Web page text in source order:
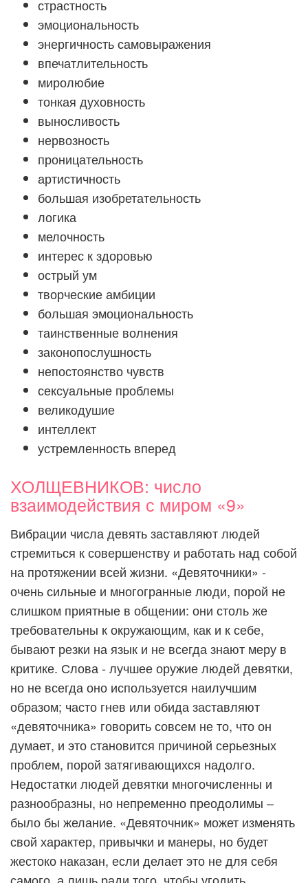
страстность
эмоциональность
энергичность самовыражения
впечатлительность
миролюбие
тонкая духовность
выносливость
нервозность
проницательность
артистичность
большая изобретательность
логика
мелочность
интерес к здоровью
острый ум
творческие амбиции
большая эмоциональность
таинственные волнения
законопослушность
непостоянство чувств
сексуальные проблемы
великодушие
интеллект
устремленность вперед
ХОЛЩЕВНИКОВ: число
взаимодействия с миром «9»
Вибрации числа девять заставляют людей
стремиться к совершенству и работать над собой
на протяжении всей жизни. «Девяточники» -
очень сильные и многогранные люди, порой не
слишком приятные в общении: они столь же
требовательны к окружающим, как и к себе,
бывают резки на язык и не всегда знают меру в
критике. Слова - лучшее оружие людей девятки,
но не всегда оно используется наилучшим
образом; часто гнев или обида заставляют
«девяточника» говорить совсем не то, что он
думает, и это становится причиной серьезных
проблем, порой затягивающихся надолго.
Недостатки людей девятки многочисленны и
разнообразны, но непременно преодолимы –
было бы желание. «Девяточник» может изменять
свой характер, привычки и манеры, но будет
жестоко наказан, если делает это не для себя